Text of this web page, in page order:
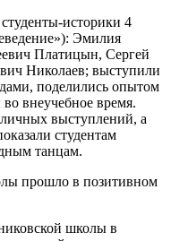
историки 4
Эмилия
Платицын, Сергей
Николаев; выступили
поделились опытом
во внеучебное время.
выступлений, а
студентам
танцам.
прошло в позитивном
школы в